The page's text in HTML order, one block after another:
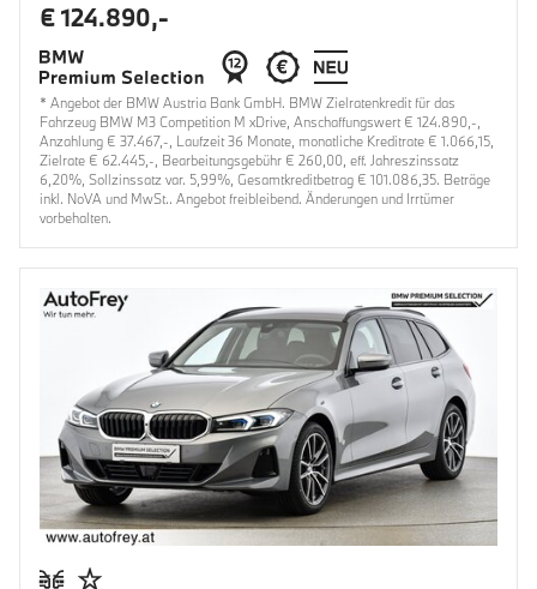
€ 124.890,-
* Angebot der BMW Austria Bank GmbH. BMW Zielratenkredit für das
Fahrzeug BMW M3 Competition M xDrive, Anschaffungswert € 124.890,-,
Anzahlung € 37.467,-, Laufzeit 36 Monate, monatliche Kreditrate € 1.066,15,
Zielrate € 62.445,-, Bearbeitungsgebühr € 260,00, eff. Jahreszinssatz
6,20%, Sollzinssatz var. 5,99%, Gesamtkreditbetrag € 101.086,35. Beträge
inkl. NoVA und MwSt.. Angebot freibleibend. Änderungen und Irrtümer
vorbehalten.